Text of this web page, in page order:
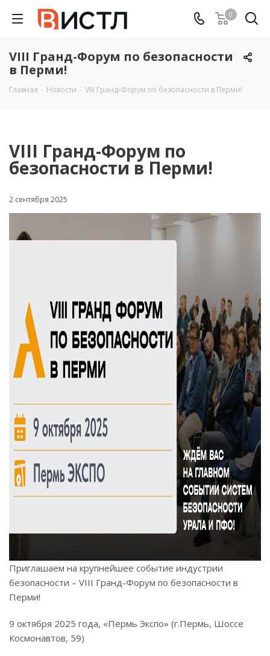
0
VIII Гранд-Форум по безопасности
в Перми!
Главная - Новости - VIII Гранд-Форум по безопасности в Перми!
VIII Гранд-Форум по
безопасности в Перми!
2 сентября 2025
Приглашаем на крупнейшее событие индустрии
безопасности – VIII Гранд-Форум по безопасности в
Перми!
9 октября 2025 года, «Пермь Экспо» (г.Пермь, Шоссе
Космонавтов, 59)